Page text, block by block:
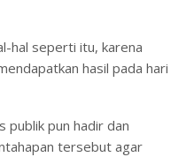
hal seperti itu, karena
hasil pada hari
publik pun hadir dan
tersebut agar